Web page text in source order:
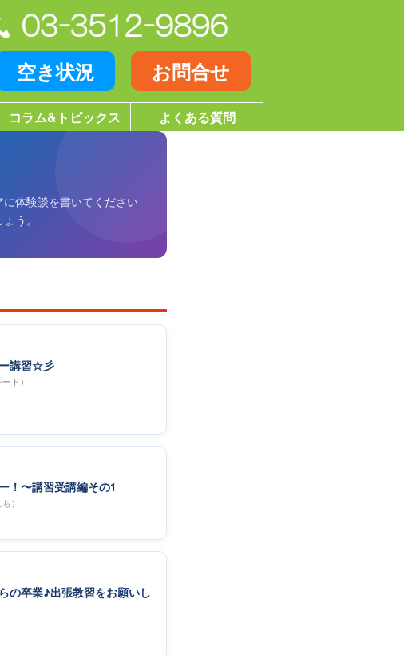
空き状況 お問合せ
コラム&トピックス よくある質問
体験談を書いてください
う。
講習☆彡
ド）
！〜講習受講編その1
）
の卒業♪出張教習をお願いし